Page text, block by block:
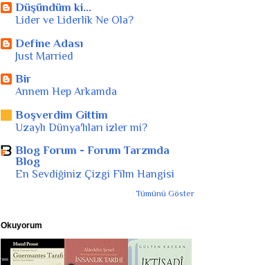
Düşündüm ki...
Lider ve Liderlik Ne Ola?
Define Adası
Just Married
Bir
Annem Hep Arkamda
Boşverdim Gittim
Uzaylı Dünya'lıları izler mi?
Blog Forum - Forum Tarzında
Blog
En Sevdiğiniz Çizgi Film Hangisi
Tümünü Göster
Okuyorum